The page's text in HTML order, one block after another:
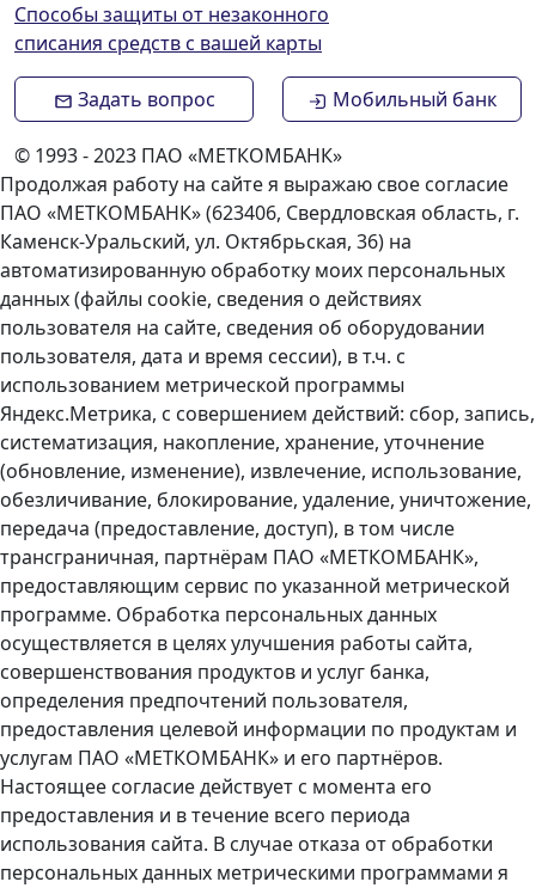
Способы защиты от незаконного
списания средств с вашей карты
Задать вопрос Мобильный банк
© 1993 - 2023 ПАО «МЕТКОМБАНК»
Продолжая работу на сайте я выражаю свое согласие
ПАО «МЕТКОМБАНК» (623406, Свердловская область, г.
Каменск-Уральский, ул. Октябрьская, 36) на
автоматизированную обработку моих персональных
данных (файлы cookie, сведения о действиях
пользователя на сайте, сведения об оборудовании
пользователя, дата и время сессии), в т.ч. с
использованием метрической программы
Яндекс.Метрика, с совершением действий: сбор, запись,
систематизация, накопление, хранение, уточнение
(обновление, изменение), извлечение, использование,
обезличивание, блокирование, удаление, уничтожение,
передача (предоставление, доступ), в том числе
трансграничная, партнёрам ПАО «МЕТКОМБАНК»,
предоставляющим сервис по указанной метрической
программе. Обработка персональных данных
осуществляется в целях улучшения работы сайта,
совершенствования продуктов и услуг банка,
определения предпочтений пользователя,
предоставления целевой информации по продуктам и
услугам ПАО «МЕТКОМБАНК» и его партнёров.
Настоящее согласие действует с момента его
предоставления и в течение всего периода
использования сайта. В случае отказа от обработки
персональных данных метрическими программами я